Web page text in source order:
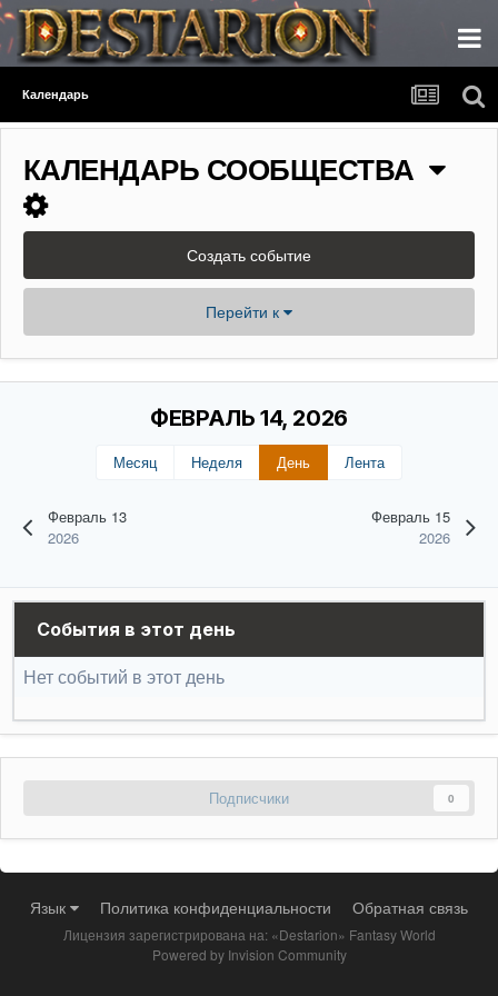
Календарь
КАЛЕНДАРЬ СООБЩЕСТВА
Создать событие
Перейти к
Февраль 13
2026
ФЕВРАЛЬ 14, 2026
Месяц Неделя День Лента
Февраль 15
2026
События в этот день
Нет событий в этот день
Подписчики 0
Язык Политика конфиденциальности Обратная связь
Лицензия зарегистрирована на: «Destarion» Fantasy World
Powered by Invision Community